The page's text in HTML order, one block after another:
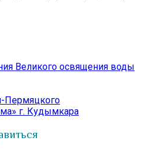
Великого освящения воды
Пермяцкого
г. Кудымкара